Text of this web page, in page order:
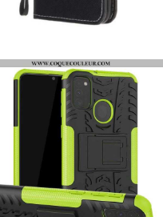
HOUSSE SAMSUNG GALAXY M21 YEUX DE CHAT NOIR À LANIÈRE